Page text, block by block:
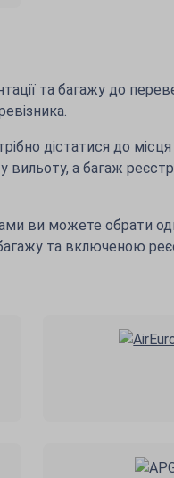
та багажу до
дістатися до місця
вильоту, а багаж
ви можете обрати
та включеною